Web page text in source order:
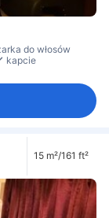
do włosów
kapcie
15 m²/161 ft²